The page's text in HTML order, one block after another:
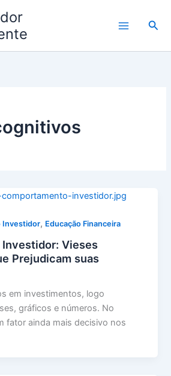
Investidor, Educação Financeira
Vieses
Prejudicam suas
em investimentos, logo
gráficos e números. No
fator ainda mais decisivo nos